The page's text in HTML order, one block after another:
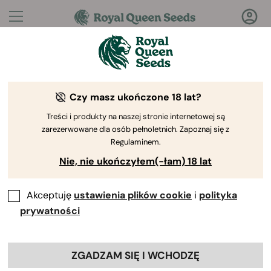
Pytania?Odpowiedzi!
Witamy w Royal Queen Seeds Help Center
Help Center > Produkty i
Uprawa > Genetyka
Back
Która odmiana powoduje
najmniejszy niepokój?
Czy masz ukończone 18 lat?
Treści i produkty na naszej stronie internetowej są
zarezerwowane dla osób pełnoletnich. Zapoznaj się z
Regulaminem.
Nie, nie ukończyłem(-łam) 18 lat
Akceptuję ustawienia plików cookie i polityka
prywatności
ZGADZAM SIĘ I WCHODZĘ